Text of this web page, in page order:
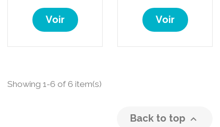
Voir Voir
Showing 1-6 of 6 item(s)
Back to top 